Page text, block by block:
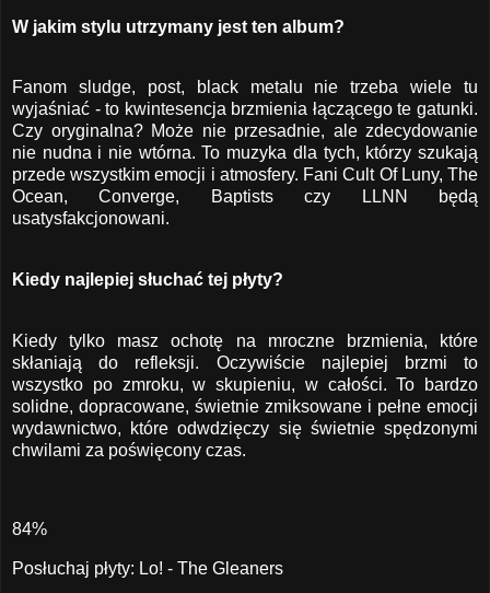
W jakim stylu utrzymany jest ten album?
Fanom sludge, post, black metalu nie trzeba wiele tu
wyjaśniać - to kwintesencja brzmienia łączącego te gatunki.
Czy oryginalna? Może nie przesadnie, ale zdecydowanie
nie nudna i nie wtórna. To muzyka dla tych, którzy szukają
przede wszystkim emocji i atmosfery. Fani Cult Of Luny, The
Ocean, Converge, Baptists czy LLNN będą
usatysfakcjonowani.
Kiedy najlepiej słuchać tej płyty?
Kiedy tylko masz ochotę na mroczne brzmienia, które
skłaniają do refleksji. Oczywiście najlepiej brzmi to
wszystko po zmroku, w skupieniu, w całości. To bardzo
solidne, dopracowane, świetnie zmiksowane i pełne emocji
wydawnictwo, które odwdzięczy się świetnie spędzonymi
chwilami za poświęcony czas.
84%
Posłuchaj płyty: Lo! - The Gleaners